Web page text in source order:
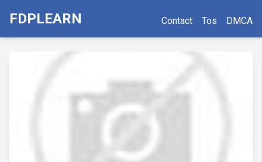
FDPLEARN Contact Tos DMCA